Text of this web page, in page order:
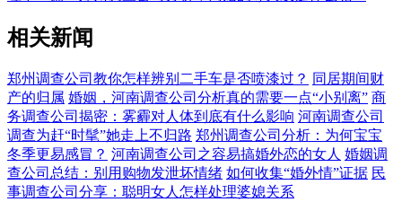
相关新闻
郑州调查公司教你怎样辨别二手车是否喷漆过？ 同居期间财
产的归属 婚姻，河南调查公司分析真的需要一点“小别离” 商
务调查公司揭密：雾霾对人体到底有什么影响 河南调查公司
调查为赶“时髦”她走上不归路 郑州调查公司分析：为何宝宝
冬季更易感冒？ 河南调查公司之容易搞婚外恋的女人 婚姻调
查公司总结：别用购物发泄坏情绪 如何收集“婚外情”证据 民
事调查公司分享：聪明女人怎样处理婆媳关系